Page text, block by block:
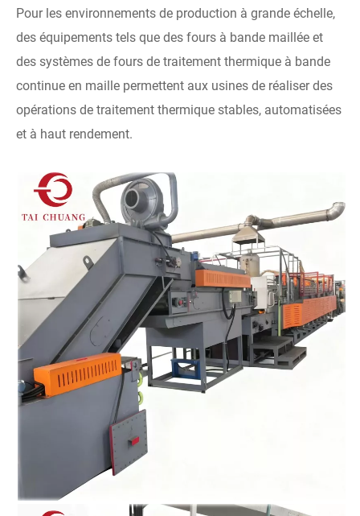
Pour les environnements de production à grande échelle,
des équipements tels que des fours à bande maillée et
des systèmes de fours de traitement thermique à bande
continue en maille permettent aux usines de réaliser des
opérations de traitement thermique stables, automatisées
et à haut rendement.